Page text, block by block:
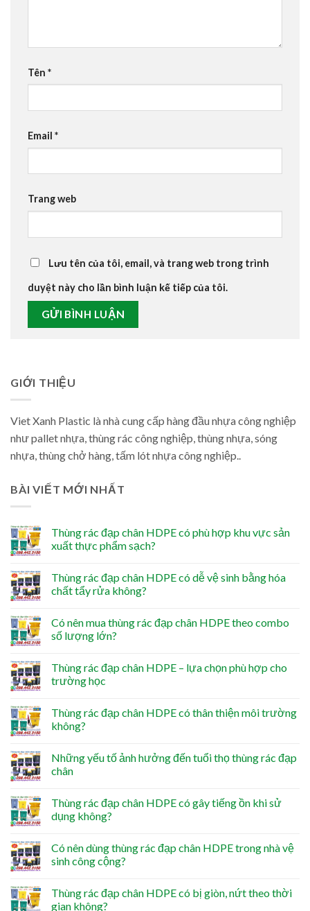
Tên *
Email *
Trang web
Lưu tên của tôi, email, và trang web trong trình
duyệt này cho lần bình luận kế tiếp của tôi.
GIỚI THIỆU
Viet Xanh Plastic là nhà cung cấp hàng đầu nhựa công nghiệp
như pallet nhựa, thùng rác công nghiệp, thùng nhựa, sóng
nhựa, thùng chở hàng, tấm lót nhựa công nghiệp..
BÀI VIẾT MỚI NHẤT
Thùng rác đạp chân HDPE có phù hợp khu vực sản
xuất thực phẩm sạch?
Thùng rác đạp chân HDPE có dễ vệ sinh bằng hóa
chất tẩy rửa không?
Có nên mua thùng rác đạp chân HDPE theo combo
số lượng lớn?
Thùng rác đạp chân HDPE – lựa chọn phù hợp cho
trường học
Thùng rác đạp chân HDPE có thân thiện môi trường
không?
Những yếu tố ảnh hưởng đến tuổi thọ thùng rác đạp
chân
Thùng rác đạp chân HDPE có gây tiếng ồn khi sử
dụng không?
Có nên dùng thùng rác đạp chân HDPE trong nhà vệ
sinh công cộng?
Thùng rác đạp chân HDPE có bị giòn, nứt theo thời
gian không?